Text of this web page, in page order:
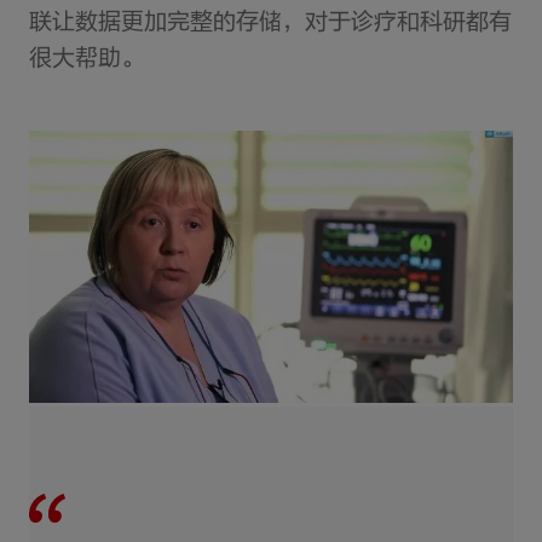
联让数据更加完整的存储，对于诊疗和科研都有
很大帮助。